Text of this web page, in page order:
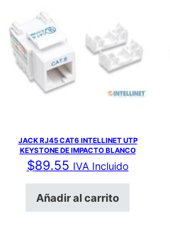
JACK RJ45 CAT6 INTELLINET UTP
KEYSTONE DE IMPACTO BLANCO
$89.55 IVA Incluido
Añadir al carrito